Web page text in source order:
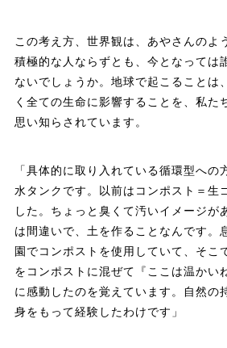
この考え方、世界観は、あやさんのよ
積極的な人ならずとも、今となっては
ないでしょうか。地球で起こることは
く全ての生命に影響することを、私た
思い知らされています。
「具体的に取り入れている循環型への
水タンクです。以前はコンポスト＝生
した。ちょっと臭くて汚いイメージが
は間違いで、土を作ることなんです。
園でコンポストを使用していて、そこ
をコンポストに混ぜて『ここは温かい
に感動したのを覚えています。自然の
身をもって経験したわけです」